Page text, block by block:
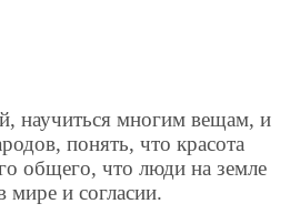
научиться многим вещам, и
понять, что красота
общего, что люди на земле
мире и согласии.